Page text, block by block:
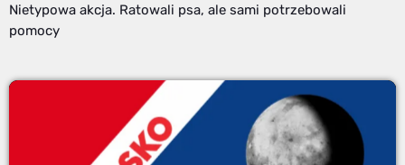
Nietypowa akcja. Ratowali psa, ale sami potrzebowali
pomocy